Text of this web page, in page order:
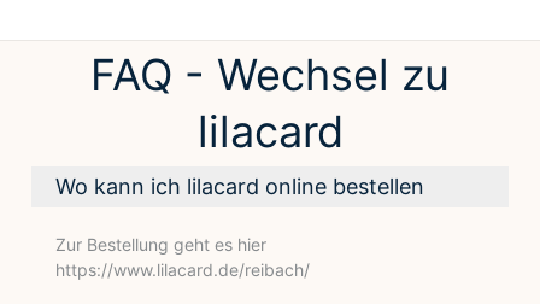
FAQ - Wechsel zu
lilacard
Wo kann ich lilacard online bestellen
Zur Bestellung geht es hier
https://www.lilacard.de/reibach/